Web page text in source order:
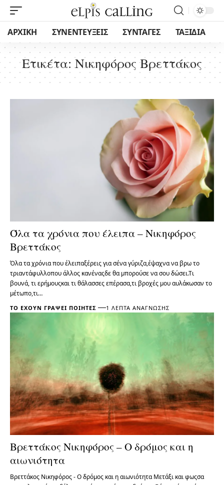
ΑΡΧΙΚΗ ΣΥΝΕΝΤΕΥΞΕΙΣ ΣΥΝΤΑΓΕΣ ΤΑΞΙΔΙΑ
Ετικέτα:Νικηφόρος Βρεττάκος
Όλα τα χρόνια που έλειπα – Νικηφόρος
Βρεττάκος
Όλα τα χρόνια που έλειπαξέρεις για σένα γύριζα,έψαχνα να βρω το
τριαντάφυλλοπου άλλος κανέναςδε θα μπορούσε να σου δώσει.Τι
βουνά, τι ερήμουςκαι τι θάλασσες επέρασα,τι βροχές μου αυλάκωσαν το
μέτωπο,τι…
ΤΟ ΈΧΟΥΝ ΓΡΆΨΕΙ ΠΟΙΗΤΈΣ 1 ΛΕΠΤΆ ΑΝΆΓΝΩΣΗΣ
Βρεττάκος Νικηφόρος – Ο δρόμος και η
αιωνιότητα
Βρεττάκος Νικηφόρος - Ο δρόμος και η αιωνιότητα Μετάξι και φωςσα